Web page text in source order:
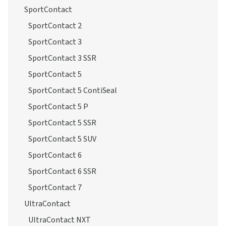
SportContact
SportContact 2
SportContact 3
SportContact 3 SSR
SportContact 5
SportContact 5 ContiSeal
SportContact 5 P
SportContact 5 SSR
SportContact 5 SUV
SportContact 6
SportContact 6 SSR
SportContact 7
UltraContact
UltraContact NXT